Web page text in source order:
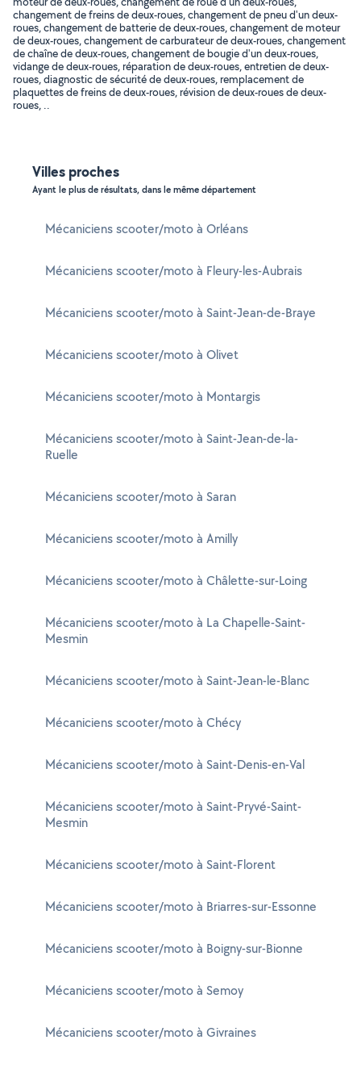
changement de freins de deux-roues, changement de pneu d'un deux-
roues, changement de batterie de deux-roues, changement de moteur
de deux-roues, changement de carburateur de deux-roues, changement
de chaîne de deux-roues, changement de bougie d'un deux-roues,
vidange de deux-roues, réparation de deux-roues, entretien de deux-
roues, diagnostic de sécurité de deux-roues, remplacement de
plaquettes de freins de deux-roues, révision de deux-roues de deux-
roues, ..
Villes proches
Ayant le plus de résultats, dans le même département
Mécaniciens scooter/moto à Orléans
Mécaniciens scooter/moto à Fleury-les-Aubrais
Mécaniciens scooter/moto à Saint-Jean-de-Braye
Mécaniciens scooter/moto à Olivet
Mécaniciens scooter/moto à Montargis
Mécaniciens scooter/moto à Saint-Jean-de-la-
Ruelle
Mécaniciens scooter/moto à Saran
Mécaniciens scooter/moto à Amilly
Mécaniciens scooter/moto à Châlette-sur-Loing
Mécaniciens scooter/moto à La Chapelle-Saint-
Mesmin
Mécaniciens scooter/moto à Saint-Jean-le-Blanc
Mécaniciens scooter/moto à Chécy
Mécaniciens scooter/moto à Saint-Denis-en-Val
Mécaniciens scooter/moto à Saint-Pryvé-Saint-
Mesmin
Mécaniciens scooter/moto à Saint-Florent
Mécaniciens scooter/moto à Briarres-sur-Essonne
Mécaniciens scooter/moto à Boigny-sur-Bionne
Mécaniciens scooter/moto à Semoy
Mécaniciens scooter/moto à Givraines